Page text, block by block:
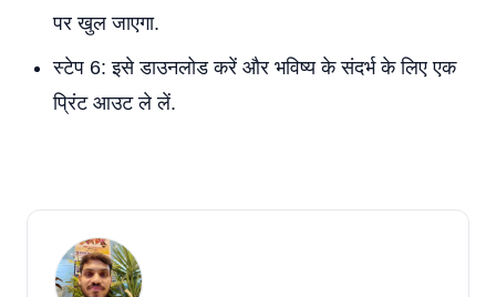
पर खुल जाएगा.
स्टेप 6: इसे डाउनलोड करें और भविष्य के संदर्भ के लिए एक
प्रिंट आउट ले लें.